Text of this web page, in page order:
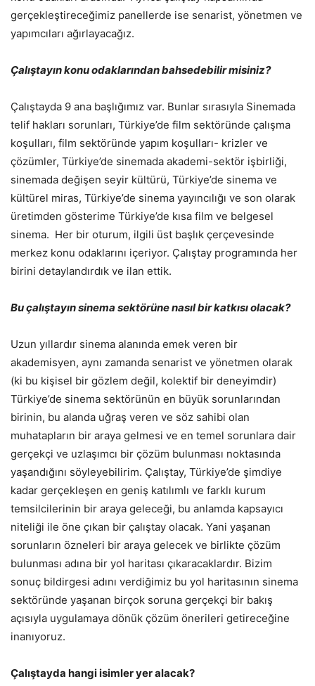
gerçekleştireceğimiz panellerde ise senarist, yönetmen ve
yapımcıları ağırlayacağız.
Çalıştayın konu odaklarından bahsedebilir misiniz?
Çalıştayda 9 ana başlığımız var. Bunlar sırasıyla Sinemada
telif hakları sorunları, Türkiye’de film sektöründe çalışma
koşulları, film sektöründe yapım koşulları- krizler ve
çözümler, Türkiye’de sinemada akademi-sektör işbirliği,
sinemada değişen seyir kültürü, Türkiye’de sinema ve
kültürel miras, Türkiye’de sinema yayıncılığı ve son olarak
üretimden gösterime Türkiye’de kısa film ve belgesel
sinema. Her bir oturum, ilgili üst başlık çerçevesinde
merkez konu odaklarını içeriyor. Çalıştay programında her
birini detaylandırdık ve ilan ettik.
Bu çalıştayın sinema sektörüne nasıl bir katkısı olacak?
Uzun yıllardır sinema alanında emek veren bir
akademisyen, aynı zamanda senarist ve yönetmen olarak
(ki bu kişisel bir gözlem değil, kolektif bir deneyimdir)
Türkiye’de sinema sektörünün en büyük sorunlarından
birinin, bu alanda uğraş veren ve söz sahibi olan
muhatapların bir araya gelmesi ve en temel sorunlara dair
gerçekçi ve uzlaşımcı bir çözüm bulunması noktasında
yaşandığını söyleyebilirim. Çalıştay, Türkiye’de şimdiye
kadar gerçekleşen en geniş katılımlı ve farklı kurum
temsilcilerinin bir araya geleceği, bu anlamda kapsayıcı
niteliği ile öne çıkan bir çalıştay olacak. Yani yaşanan
sorunların özneleri bir araya gelecek ve birlikte çözüm
bulunması adına bir yol haritası çıkaracaklardır. Bizim
sonuç bildirgesi adını verdiğimiz bu yol haritasının sinema
sektöründe yaşanan birçok soruna gerçekçi bir bakış
açısıyla uygulamaya dönük çözüm önerileri getireceğine
inanıyoruz.
Çalıştayda hangi isimler yer alacak?